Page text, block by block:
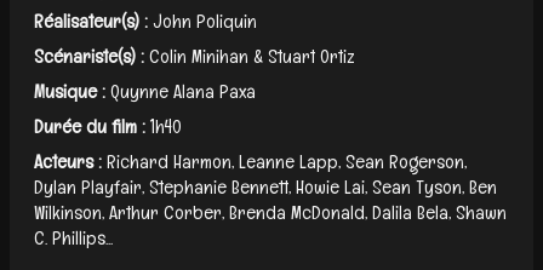
Réalisateur(s) :John Poliquin
Scénariste(s) :Colin Minihan & Stuart Ortiz
Musique :Quynne Alana Paxa
Durée du film :1h40
Acteurs :Richard Harmon, Leanne Lapp, Sean Rogerson,
Dylan Playfair, Stephanie Bennett, Howie Lai, Sean Tyson, Ben
Wilkinson, Arthur Corber, Brenda McDonald, Dalila Bela, Shawn
C. Phillips...